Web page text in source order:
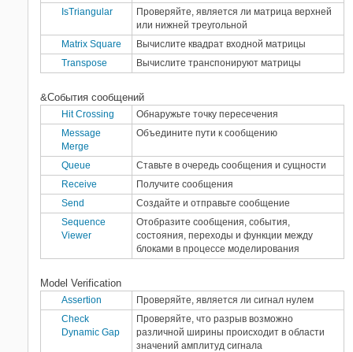
IsTriangular
Проверяйте, является ли матрица верхней
или нижней треугольной
Matrix Square
Вычислите квадрат входной матрицы
Transpose
Вычислите транспонируют матрицы
&События сообщений
Hit Crossing
Обнаружьте точку пересечения
Message
Merge
Объедините пути к сообщению
Queue
Ставьте в очередь сообщения и сущности
Receive
Получите сообщения
Send
Создайте и отправьте сообщение
Sequence
Viewer
Отобразите сообщения, события,
состояния, переходы и функции между
блоками в процессе моделирования
Model Verification
Assertion
Проверяйте, является ли сигнал нулем
Check
Dynamic Gap
Проверяйте, что разрыв возможно
различной ширины происходит в области
значений амплитуд сигнала